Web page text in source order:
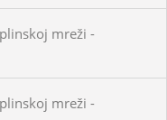
mreži -
mreži -